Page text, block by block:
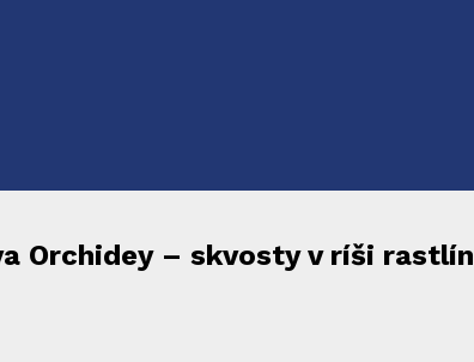
Orchidey – skvosty v ríši rastlín